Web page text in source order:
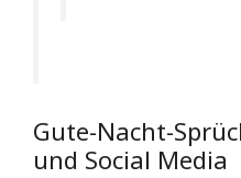
Gute-Nacht-
und Social Media